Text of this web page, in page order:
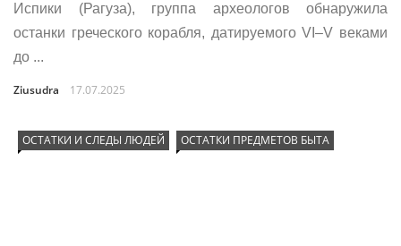
Испики (Рагуза), группа археологов обнаружила
останки греческого корабля, датируемого VI–V веками
до ...
Ziusudra 17.07.2025
ОСТАТКИ И СЛЕДЫ ЛЮДЕЙ ОСТАТКИ ПРЕДМЕТОВ БЫТА